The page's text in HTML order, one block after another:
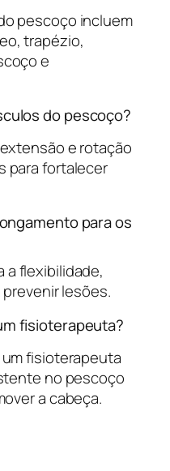
pescoço incluem
trapézio,
e
do pescoço?
e rotação
para fortalecer
para os
a flexibilidade,
lesões.
fisioterapeuta?
fisioterapeuta
no pescoço
a cabeça.